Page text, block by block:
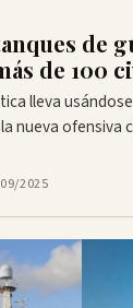
de
de 100
lleva
nueva ofensiva
2025